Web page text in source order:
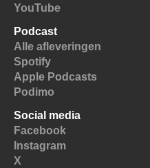
YouTube
Podcast
Alle afleveringen
Spotify
Apple Podcasts
Podimo
Social media
Facebook
Instagram
X